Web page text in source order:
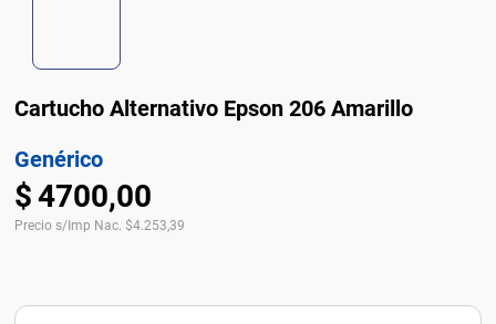
Cartucho Alternativo Epson 206 Amarillo
Genérico
$4700,00
Precio s/Imp Nac. $4.253,39